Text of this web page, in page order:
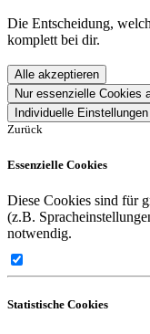
Die Entscheidung,
komplett bei dir.
Alle akzeptieren
Nur essenzielle Cookies
Individuelle Einstellungen
Zurück
Essenzielle Cookies
Diese Cookies sind für
(z.B.
notwendig.
Statistische Cookies